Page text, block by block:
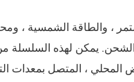
يمكن لهذه السلسلة
، المتصل بمعدات